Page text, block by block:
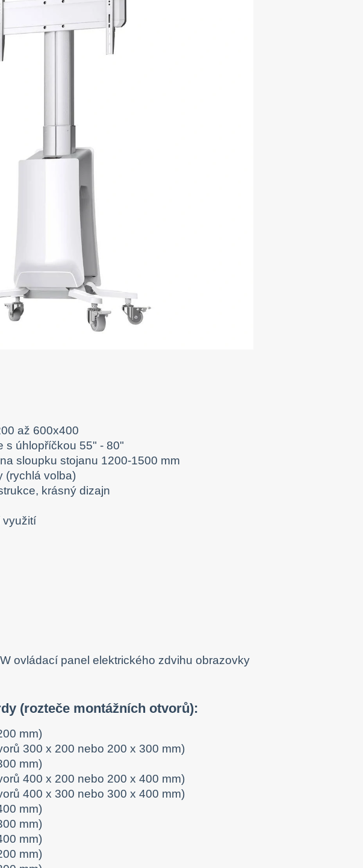
až 600x400
s úhlopříčkou 55" - 80"
sloupku stojanu 1200-1500 mm
(rychlá volba)
krásný dizajn
využití
(rozteče montážních otvorů):
mm)
300 x 200 nebo 200 x 300 mm)
mm)
400 x 200 nebo 200 x 400 mm)
400 x 300 nebo 300 x 400 mm)
mm)
mm)
mm)
mm)